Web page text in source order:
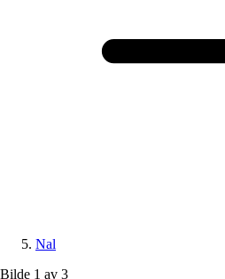
Nal
Bilde 1 av 3